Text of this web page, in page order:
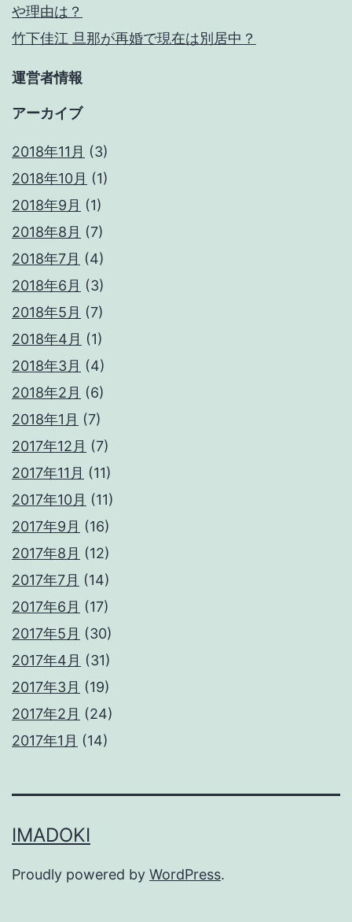
や理由は？
竹下佳江 旦那が再婚で現在は別居中？
運営者情報
アーカイブ
2018年11月 (3)
2018年10月 (1)
2018年9月 (1)
2018年8月 (7)
2018年7月 (4)
2018年6月 (3)
2018年5月 (7)
2018年4月 (1)
2018年3月 (4)
2018年2月 (6)
2018年1月 (7)
2017年12月 (7)
2017年11月 (11)
2017年10月 (11)
2017年9月 (16)
2017年8月 (12)
2017年7月 (14)
2017年6月 (17)
2017年5月 (30)
2017年4月 (31)
2017年3月 (19)
2017年2月 (24)
2017年1月 (14)
IMADOKI
Proudly powered by WordPress.